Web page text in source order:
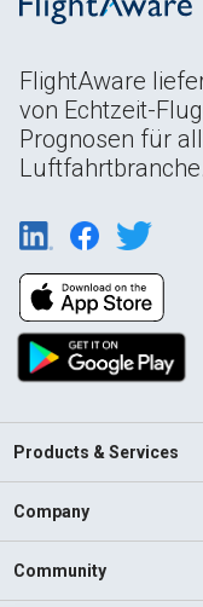
FlightAware
von Echtzeit-
Prognosen für
Luftfahrtbranche.
Products & Services
Company
Community